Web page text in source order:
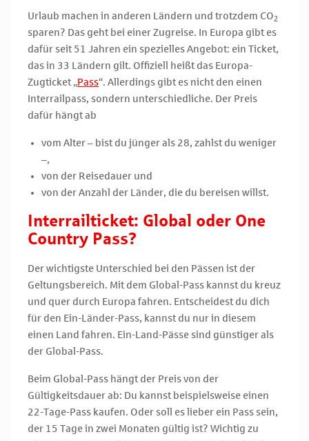
Urlaub machen in anderen Ländern und trotzdem CO2
sparen? Das geht bei einer Zugreise. In Europa gibt es
dafür seit 51 Jahren ein spezielles Angebot: ein Ticket,
das in 33 Ländern gilt. Offiziell heißt das Europa-
Zugticket „Pass“. Allerdings gibt es nicht den einen
Interrailpass, sondern unterschiedliche. Der Preis
dafür hängt ab
vom Alter – bist du jünger als 28, zahlst du weniger
–,
von der Reisedauer und
von der Anzahl der Länder, die du bereisen willst.
Interrailticket: Global oder One
Country Pass?
Der wichtigste Unterschied bei den Pässen ist der
Geltungsbereich. Mit dem Global-Pass kannst du kreuz
und quer durch Europa fahren. Entscheidest du dich
für den Ein-Länder-Pass, kannst du nur in diesem
einen Land fahren. Ein-Land-Pässe sind günstiger als
der Global-Pass.
Beim Global-Pass hängt der Preis von der
Gültigkeitsdauer ab: Du kannst beispielsweise einen
22-Tage-Pass kaufen. Oder soll es lieber ein Pass sein,
der 15 Tage in zwei Monaten gültig ist? Wichtig zu